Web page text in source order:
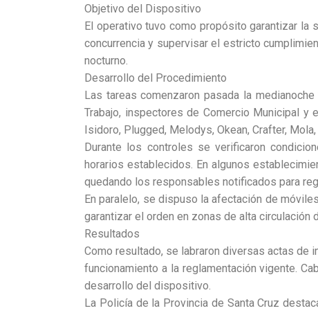
Objetivo del Dispositivo
El operativo tuvo como propósito garantizar la
concurrencia y supervisar el estricto
nocturno.
Desarrollo del Procedimiento
Las tareas comenzaron pasada la
Trabajo, inspectores de Comercio Municipal
Isidoro, Plugged, Melodys, Okean, Crafter,
Durante los controles se verificaron
horarios establecidos. En algunos
quedando los responsables notificados para
En paralelo, se dispuso la afectación de
garantizar el orden en zonas de alta circulación
Resultados
Como resultado, se labraron diversas actas
funcionamiento a la reglamentación vigente.
desarrollo del dispositivo.
La Policía de la Provincia de Santa Cruz